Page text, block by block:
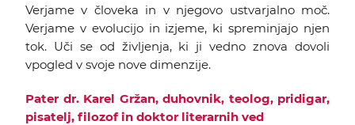
Verjame v človeka in v njegovo ustvarjalno moč.
Verjame v evolucijo in izjeme, ki spreminjajo njen
tok. Uči se od življenja, ki ji vedno znova dovoli
vpogled v svoje nove dimenzije.
Pater dr. Karel Gržan, duhovnik, teolog, pridigar,
pisatelj, filozof in doktor literarnih ved